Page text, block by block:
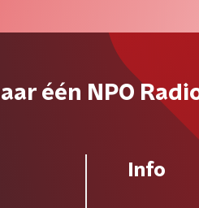
één NPO
Info